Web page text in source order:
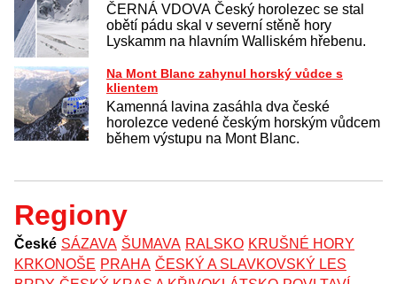
ČERNÁ VDOVA Český horolezec se stal
obětí pádu skal v severní stěně hory
Lyskamm na hlavním Walliském hřebenu.
Na Mont Blanc zahynul horský vůdce s
klientem
Kamenná lavina zasáhla dva české
horolezce vedené českým horským vůdcem
během výstupu na Mont Blanc.
Regiony
České SÁZAVA ŠUMAVA RALSKO KRUŠNÉ HORY
KRKONOŠE PRAHA ČESKÝ A SLAVKOVSKÝ LES